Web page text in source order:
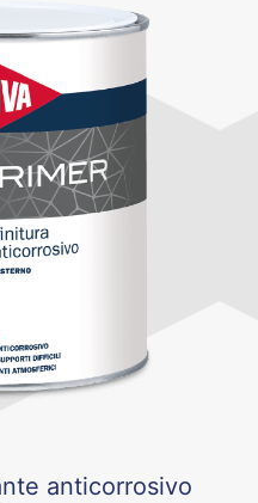
anticorrosivo